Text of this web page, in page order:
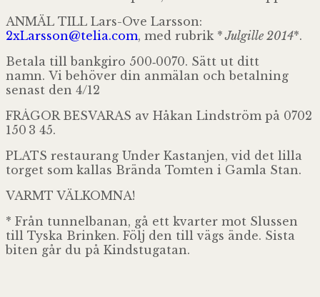
ANMÄL TILL Lars-Ove Lar­s­son:
2xLarsson@telia.com, med rubrik *Jul­gille 2014*.
Betala till bank­giro 500‑0070. Sätt ut ditt
namn. Vi behö­ver din anmä­lan och betal­ning
senast den 4/12
FRÅGOR BESVARAS av Håkan Lind­ström på 0702
150 3 45.
PLATS restau­rang Under Kas­tan­jen, vid det lilla
tor­get som kal­las Brända Tom­ten i Gamla Stan.
VARMT VÄLKOMNA!
* Från tun­nel­ba­nan, gå ett kvar­ter mot Slus­sen
till Tyska Brin­ken. Följ den till vägs ände. Sista
biten går du på Kindstugatan.